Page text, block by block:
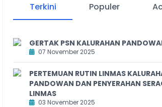
Terkini Populer
GERTAK PSN KALURAHAN
07 November 2025
PERTEMUAN RUTIN LINMAS
PANDOWAN DAN PENYERAHAN
LINMAS
03 November 2025